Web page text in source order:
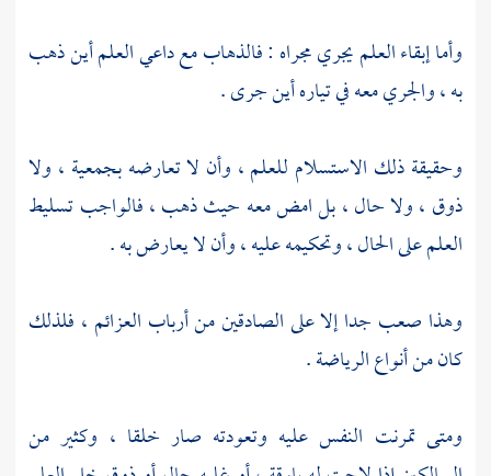
وأما إبقاء العلم يجري مجراه : فالذهاب مع داعي العلم أين ذهب
به ، والجري معه في تياره أين جرى .
وحقيقة ذلك الاستسلام للعلم ، وأن لا تعارضه بجمعية ، ولا
ذوق ، ولا حال ، بل امض معه حيث ذهب ، فالواجب تسليط
العلم على الحال ، وتحكيمه عليه ، وأن لا يعارض به .
وهذا صعب جدا إلا على الصادقين من أرباب العزائم ، فلذلك
كان من أنواع الرياضة .
ومتى تمرنت النفس عليه وتعودته صار خلقا ، وكثير من